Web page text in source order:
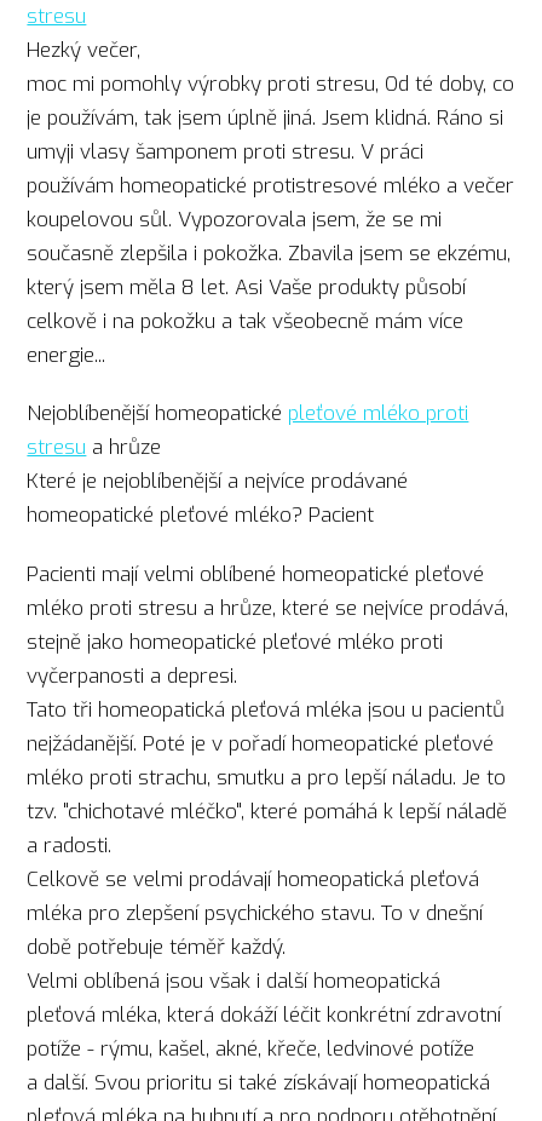
stresu
Hezký večer,
moc mi pomohly výrobky proti stresu, Od té doby, co
je používám, tak jsem úplně jiná. Jsem klidná. Ráno si
umyji vlasy šamponem proti stresu. V práci
používám homeopatické protistresové mléko a večer
koupelovou sůl. Vypozorovala jsem, že se mi
současně zlepšila i pokožka. Zbavila jsem se ekzému,
který jsem měla 8 let. Asi Vaše produkty působí
celkově i na pokožku a tak všeobecně mám více
energie...
Nejoblíbenější homeopatické pleťové mléko proti
stresu a hrůze
Které je nejoblíbenější a nejvíce prodávané
homeopatické pleťové mléko? Pacient
Pacienti mají velmi oblíbené homeopatické pleťové
mléko proti stresu a hrůze, které se nejvíce prodává,
stejně jako homeopatické pleťové mléko proti
vyčerpanosti a depresi.
Tato tři homeopatická pleťová mléka jsou u pacientů
nejžádanější. Poté je v pořadí homeopatické pleťové
mléko proti strachu, smutku a pro lepší náladu. Je to
tzv. "chichotavé mléčko", které pomáhá k lepší náladě
a radosti.
Celkově se velmi prodávají homeopatická pleťová
mléka pro zlepšení psychického stavu. To v dnešní
době potřebuje téměř každý.
Velmi oblíbená jsou však i další homeopatická
pleťová mléka, která dokáží léčit konkrétní zdravotní
potíže - rýmu, kašel, akné, křeče, ledvinové potíže
a další. Svou prioritu si také získávají homeopatická